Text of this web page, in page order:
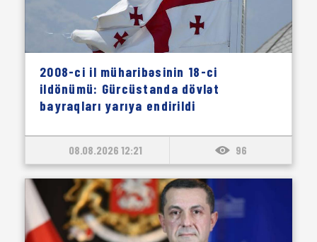
2008-ci il müharibəsinin 18-ci
ildönümü: Gürcüstanda dövlət
bayraqları yarıya endirildi
08.08.2026 12:21 96